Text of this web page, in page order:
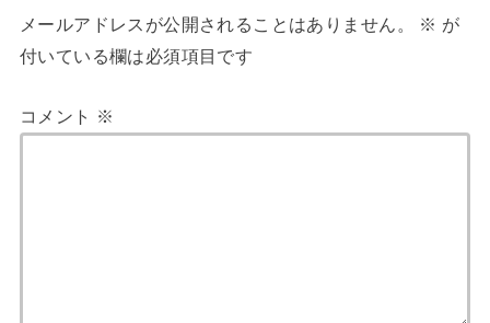
メールアドレスが公開されることはありません。 ※ が
付いている欄は必須項目です
コメント ※